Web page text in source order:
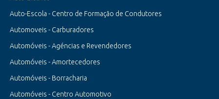
Auto-Escola - Centro de Formação de Condutores
Automoveis - Carburadores
Automóveis - Agéncias e Revendedores
Automóveis - Amortecedores
Automóveis - Borracharia
Automóveis - Centro Automotivo